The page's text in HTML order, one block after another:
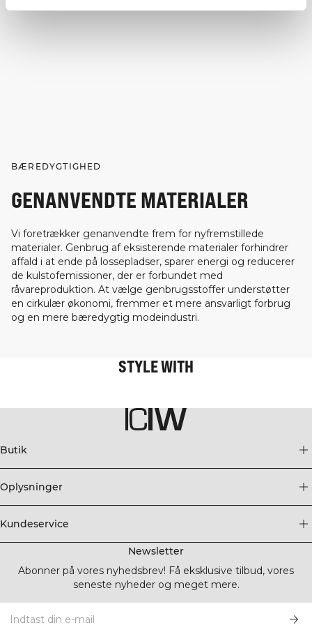
BÆREDYGTIGHED
GENANVENDTE MATERIALER
Vi foretrækker genanvendte frem for nyfremstillede
materialer. Genbrug af eksisterende materialer forhindrer
affald i at ende på lossepladser, sparer energi og reducerer
de kulstofemissioner, der er forbundet med
råvareproduktion. At vælge genbrugsstoffer understøtter
en cirkulær økonomi, fremmer et mere ansvarligt forbrug
og en mere bæredygtig modeindustri.
STYLE WITH
Butik
Oplysninger
Kundeservice
Newsletter
Abonner på vores nyhedsbrev! Få eksklusive tilbud, vores
seneste nyheder og meget mere.